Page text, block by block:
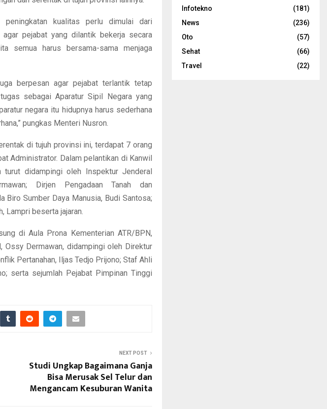
peningkatan kualitas perlu dimulai dari
pejabat yang dilantik bekerja secara
semua harus bersama-sama menjaga
berpesan agar pejabat terlantik tetap
sebagai Aparatur Sipil Negara yang
negara itu hidupnya harus sederhana
pungkas Menteri Nusron.
di tujuh provinsi ini, terdapat 7 orang
Administrator. Dalam pelantikan di Kanwil
didampingi oleh Inspektur Jenderal
Dirjen Pengadaan Tanah dan
Biro Sumber Daya Manusia, Budi Santosa;
Lampri beserta jajaran.
di Aula Prona Kementerian ATR/BPN,
Ossy Dermawan, didampingi oleh Direktur
Pertanahan, Iljas Tedjo Prijono; Staf Ahli
serta sejumlah Pejabat Pimpinan Tinggi
NEXT POST
Studi Ungkap Bagaimana Ganja
Bisa Merusak Sel Telur dan
Mengancam Kesuburan Wanita
Infotekno
(181)
News
(236)
Oto
(57)
Sehat
(66)
Travel
(22)